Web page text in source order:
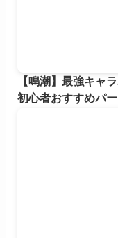
【鳴潮】最強キャ
初心者おすすめパ